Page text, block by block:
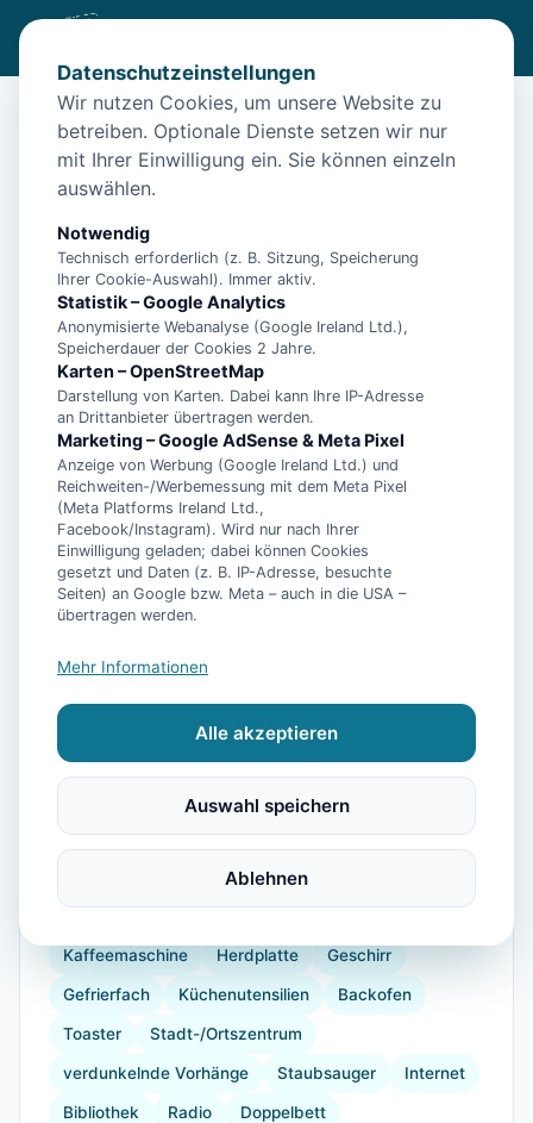
/Unterkünfte /Wangerland/
"Friesenperle – Küstenglück auf 55qm für die perfekte Auszeit!"
"Friesenperle – Küstenglück auf
55qm für die perfekte Auszeit!"
26434 Wangerland
Ausstattung
Heizung Waschmaschine
Küche Kühlschrank Mikrowelle
Balkon Wellness
Kaffeemaschine Herdplatte Geschirr
Gefrierfach Küchenutensilien Backofen
Toaster Stadt-/Ortszentrum
verdunkelnde Vorhänge Staubsauger Internet
Bibliothek Radio Doppelbett
Datenschutzeinstellungen
Wir nutzen Cookies, um unsere Website zu
betreiben. Optionale Dienste setzen wir nur
mit Ihrer Einwilligung ein. Sie können einzeln
auswählen.
Notwendig
Technisch erforderlich (z. B. Sitzung, Speicherung
Ihrer Cookie-Auswahl). Immer aktiv.
Statistik – Google Analytics
Anonymisierte Webanalyse (Google Ireland Ltd.),
Speicherdauer der Cookies 2 Jahre.
Karten – OpenStreetMap
Darstellung von Karten. Dabei kann Ihre IP-Adresse
an Drittanbieter übertragen werden.
Marketing – Google AdSense & Meta Pixel
Anzeige von Werbung (Google Ireland Ltd.) und
Reichweiten-/Werbemessung mit dem Meta Pixel
(Meta Platforms Ireland Ltd.,
Facebook/Instagram). Wird nur nach Ihrer
Einwilligung geladen; dabei können Cookies
gesetzt und Daten (z. B. IP-Adresse, besuchte
Seiten) an Google bzw. Meta – auch in die USA –
übertragen werden.
Mehr Informationen
Alle akzeptieren
Auswahl speichern
Ablehnen